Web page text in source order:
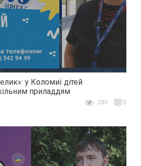
у Коломиї дітей
приладдям
280 0